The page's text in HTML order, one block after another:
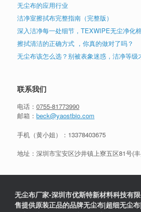
无尘布的应用行业
洁净室擦拭布完整指南（完整版）
深入洁净每一处细节，TEXWIPE无尘净化
擦拭清洁的正确方式 ，你真的做对了吗？
无尘布该怎么选？别被表象迷惑，洁净等级
联系我们
电话： 0755-81773990
邮箱： beck@yaostbio.com
手机（黄小姐）： 13378403675
地址：深圳市宝安区沙井镇上寮五区81号(
无尘布厂家-深圳市优斯特新材料科技有
售提供原装正品的品牌无尘布|超细无尘